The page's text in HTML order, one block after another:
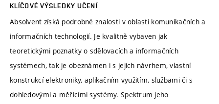
KLÍČOVÉ VÝSLEDKY UČENÍ
Absolvent získá podrobné znalosti v oblasti komunikačních a
informačních technologií. Je kvalitně vybaven jak
teoretickými poznatky o sdělovacích a informačních
systémech, tak je obeznámen i s jejich návrhem, vlastní
konstrukcí elektroniky, aplikačním využitím, službami či s
dohledovými a měřicími systémy. Spektrum jeho